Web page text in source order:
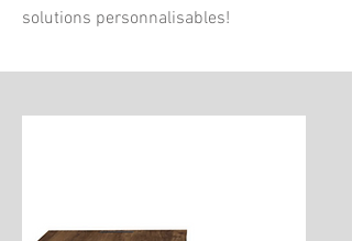
solutions personnalisables!